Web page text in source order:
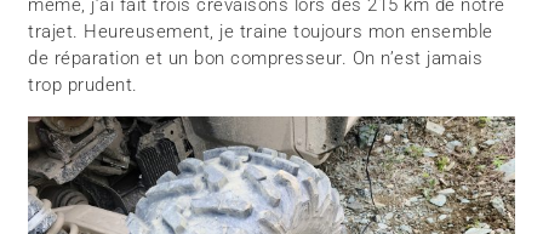
trajet. Heureusement, je traine toujours mon ensemble
de réparation et un bon compresseur. On n’est jamais
trop prudent.